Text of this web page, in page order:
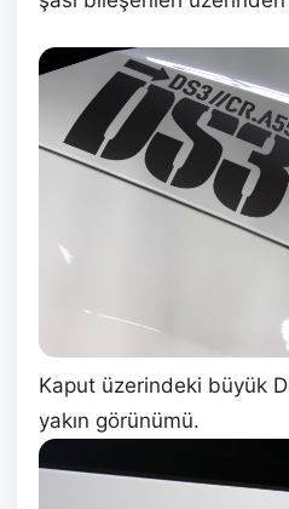
Kaput üzerindeki büyük
yakın görünümü.